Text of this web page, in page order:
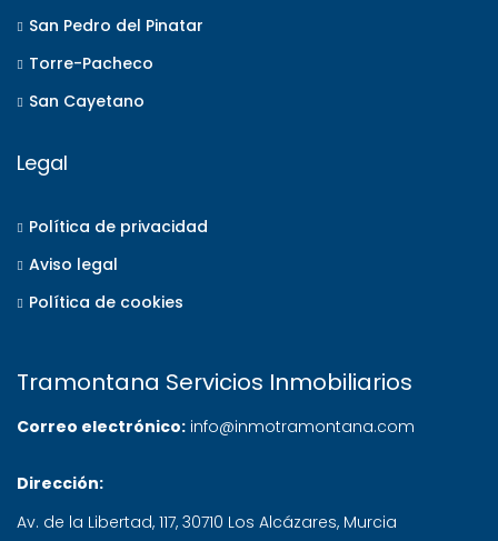
San Pedro del Pinatar
Torre-Pacheco
San Cayetano
Legal
Política de privacidad
Aviso legal
Política de cookies
Tramontana Servicios Inmobiliarios
Correo electrónico: info@inmotramontana.com
Dirección:
Av. de la Libertad, 117, 30710 Los Alcázares, Murcia